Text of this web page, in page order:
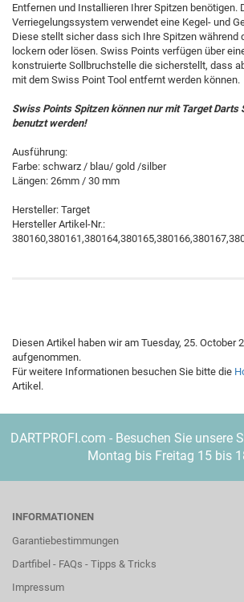
Entfernen und Installieren Ihrer Spitzen benötigen.
Verriegelungssystem verwendet eine Kegel- und
Diese stellt sicher dass sich Ihre Spitzen während
lockern oder lösen. Swiss Points verfügen über
konstruierte Sollbruchstelle die sicherstellt, dass
mit dem Swiss Point Tool entfernt werden können.
Swiss Points Spitzen können nur mit Target Darts
benutzt werden!
Ausführung:
Farbe: schwarz / blau/ gold /silber
Längen: 26mm / 30 mm
Hersteller: Target
Hersteller Artikel-Nr.:
Diesen Artikel haben wir am Tuesday, 25. October
aufgenommen.
Für weitere Informationen besuchen Sie bitte die
Artikel.
DARTPROFI.com - Besuchen Sie unsere
Montag bis Freitag 15 bis
INFORMATIONEN
Garantiebestimmungen
Dartfibel - FAQs - Tipps & Tricks
Impressum